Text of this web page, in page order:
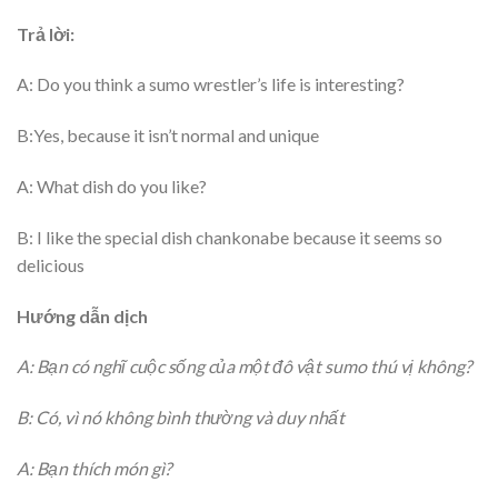
Trả lời:
A: Do you think a sumo wrestler’s life is interesting?
B:Yes, because it isn’t normal and unique
A: What dish do you like?
B: I like the special dish chankonabe because it seems so
delicious
Hướng dẫn dịch
A: Bạn có nghĩ cuộc sống của một đô vật sumo thú vị không?
B: Có, vì nó không bình thường và duy nhất
A: Bạn thích món gì?